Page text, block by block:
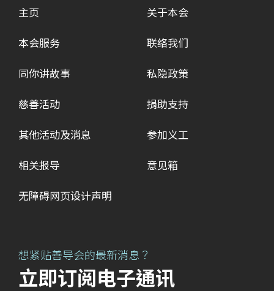
主页
本会服务
同你讲故事
慈善活动
其他活动及消息
相关报导
关于本会
联络我们
私隐政策
捐助支持
参加义工
意见箱
无障碍网页设计声明
想紧贴善导会的最新消息？
立即订阅电子通讯